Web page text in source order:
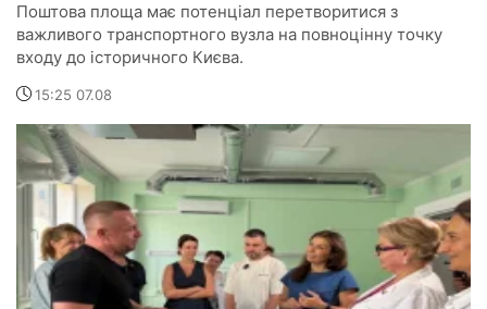
Поштова площа має потенціал перетворитися з
важливого транспортного вузла на повноцінну точку
входу до історичного Києва.
15:25 07.08